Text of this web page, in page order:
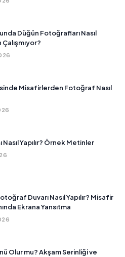
Düğün Fotoğrafları Nasıl
Misafirlerden Fotoğraf Nasıl
Nasıl Yapılır? Örnek Metinler
Duvarı Nasıl Yapılır? Misafir
Ekrana Yansıtma
Olur mu? Akşam Serinliği ve